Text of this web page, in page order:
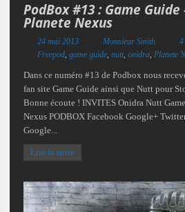
PodBox #13 : Game Guide
Planete Nexus
24 mai 2013 Monsieur Smith
4
Freepod, game guide, nutt, onidra, Planete
Dans ce numéro #13 de Podbox nous
fan site Game Guide ainsi que Nutt pour
Bonne écoute ! INVITES Onidra Nutt
Nexus PODBOX Facebook Google+
Google...
Lire la suite